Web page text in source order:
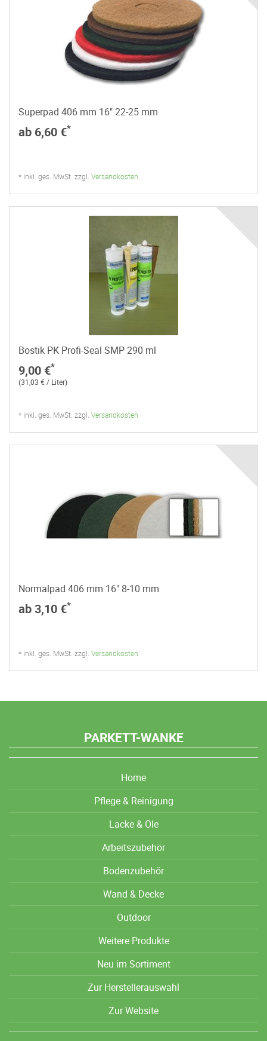
Superpad 406 mm 16" 22-25 mm
ab 6,60 €*
* inkl. ges. MwSt. zzgl. Versandkosten
Bostik PK Profi-Seal SMP 290 ml
9,00 €*
(31,03 € / Liter)
* inkl. ges. MwSt. zzgl. Versandkosten
Normalpad 406 mm 16" 8-10 mm
ab 3,10 €*
* inkl. ges. MwSt. zzgl. Versandkosten
PARKETT-WANKE
Home
Pflege & Reinigung
Lacke & Öle
Arbeitszubehör
Bodenzubehör
Wand & Decke
Outdoor
Weitere Produkte
Neu im Sortiment
Zur Herstellerauswahl
Zur Website